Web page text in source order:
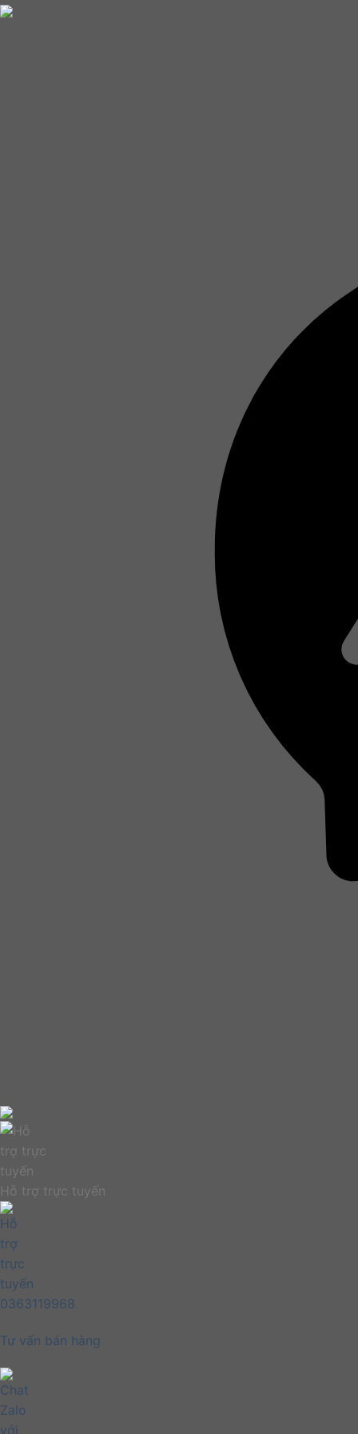
Hỗ trợ trực tuyến
0363119968
Tư vấn bán hàng